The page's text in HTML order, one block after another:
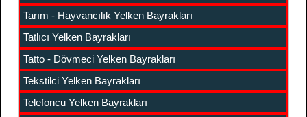
Tarım - Hayvancılık Yelken Bayrakları
Tatlıcı Yelken Bayrakları
Tatto - Dövmeci Yelken Bayrakları
Tekstilci Yelken Bayrakları
Telefoncu Yelken Bayrakları